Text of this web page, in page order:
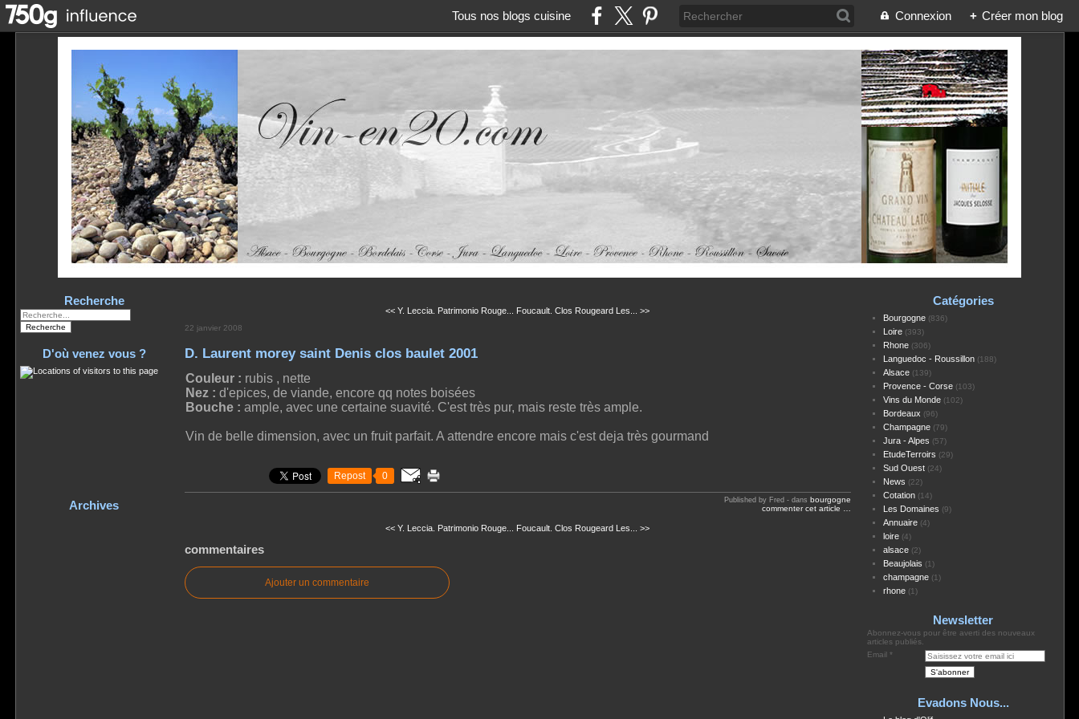
Tous nos blogs cuisine Connexion + Créer mon blog
Recherche
D'où venez vous ?
Archives
<< Y. Leccia. Patrimonio Rouge... Foucault. Clos Rougeard Les... >>
22 janvier 2008
D. Laurent morey saint Denis clos baulet 2001
Couleur : rubis , nette
Nez : d'epices, de viande, encore qq notes boisées
Bouche : ample, avec une certaine suavité. C'est très pur, mais reste très ample.
Vin de belle dimension, avec un fruit parfait. A attendre encore mais c'est deja très gourmand
Repost 0
Published by Fred -dans bourgogne
commenter cet article
<< Y. Leccia. Patrimonio Rouge... Foucault. Clos Rougeard Les... >>
commentaires
Ajouter un commentaire
Catégories
Bourgogne(836)
Loire(393)
Rhone(306)
Languedoc - Roussillon(188)
Alsace(139)
Provence - Corse(103)
Vins du Monde(102)
Bordeaux (96)
Champagne(79)
Jura - Alpes (57)
EtudeTerroirs (29)
Sud Ouest(24)
News (22)
Cotation(14)
Les Domaines (9)
Annuaire(4)
loire(4)
alsace(2)
Beaujolais (1)
champagne(1)
rhone(1)
Newsletter
Abonnez-vous pour être averti des nouveaux
articles publiés.
Email
Evadons Nous...